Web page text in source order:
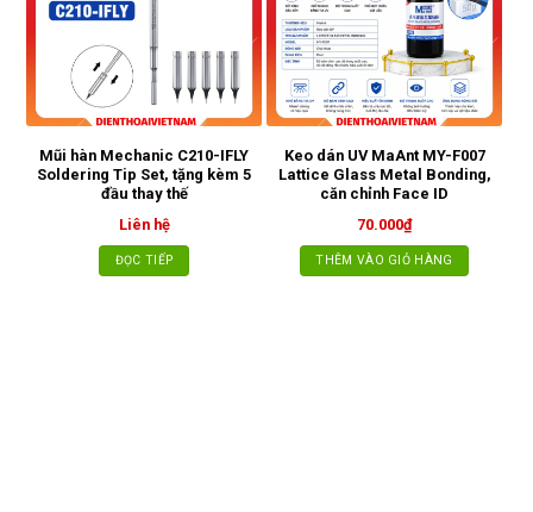
Mũi hàn Mechanic C210-IFLY
Soldering Tip Set, tặng kèm 5
đầu thay thế
Liên hệ
ĐỌC TIẾP
Keo dán UV MaAnt MY-F007
Lattice Glass Metal Bonding,
căn chỉnh Face ID
70.000₫
THÊM VÀO GIỎ HÀNG